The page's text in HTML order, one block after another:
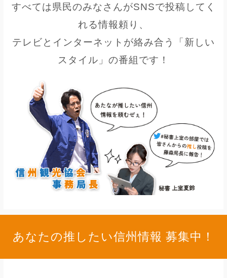
すべては県民のみなさんがSNSで投稿してく
れる情報頼り、
テレビとインターネットが絡み合う「新しい
スタイル」の番組です！
あなたの推したい信州情報 募集中！